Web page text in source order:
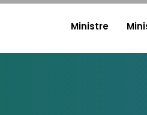
Ministre